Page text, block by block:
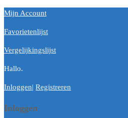
Mijn Account
Favorietenlijst
Vergelijkingslijst
Hallo.
Inloggen| Registreren
Inloggen